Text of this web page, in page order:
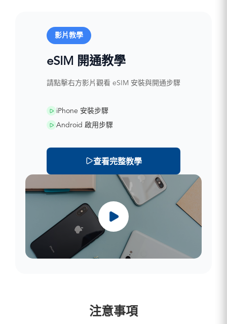
影片教學
eSIM 開通教學
請點擊右方影片觀看 eSIM 安裝與開通步驟
iPhone 安裝步驟
Android 啟用步驟
查看完整教學
注意事項